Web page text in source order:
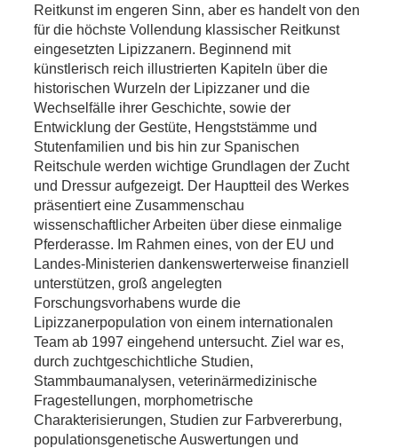
Reitkunst im engeren Sinn, aber es handelt von den
für die höchste Vollendung klassischer Reitkunst
eingesetzten Lipizzanern. Beginnend mit
künstlerisch reich illustrierten Kapiteln über die
historischen Wurzeln der Lipizzaner und die
Wechselfälle ihrer Geschichte, sowie der
Entwicklung der Gestüte, Hengststämme und
Stutenfamilien und bis hin zur Spanischen
Reitschule werden wichtige Grundlagen der Zucht
und Dressur aufgezeigt. Der Hauptteil des Werkes
präsentiert eine Zusammenschau
wissenschaftlicher Arbeiten über diese einmalige
Pferderasse. Im Rahmen eines, von der EU und
Landes-Ministerien dankenswerterweise finanziell
unterstützen, groß angelegten
Forschungsvorhabens wurde die
Lipizzanerpopulation von einem internationalen
Team ab 1997 eingehend untersucht. Ziel war es,
durch zuchtgeschichtliche Studien,
Stammbaumanalysen, veterinärmedizinische
Fragestellungen, morphometrische
Charakterisierungen, Studien zur Farbvererbung,
populationsgenetische Auswertungen und